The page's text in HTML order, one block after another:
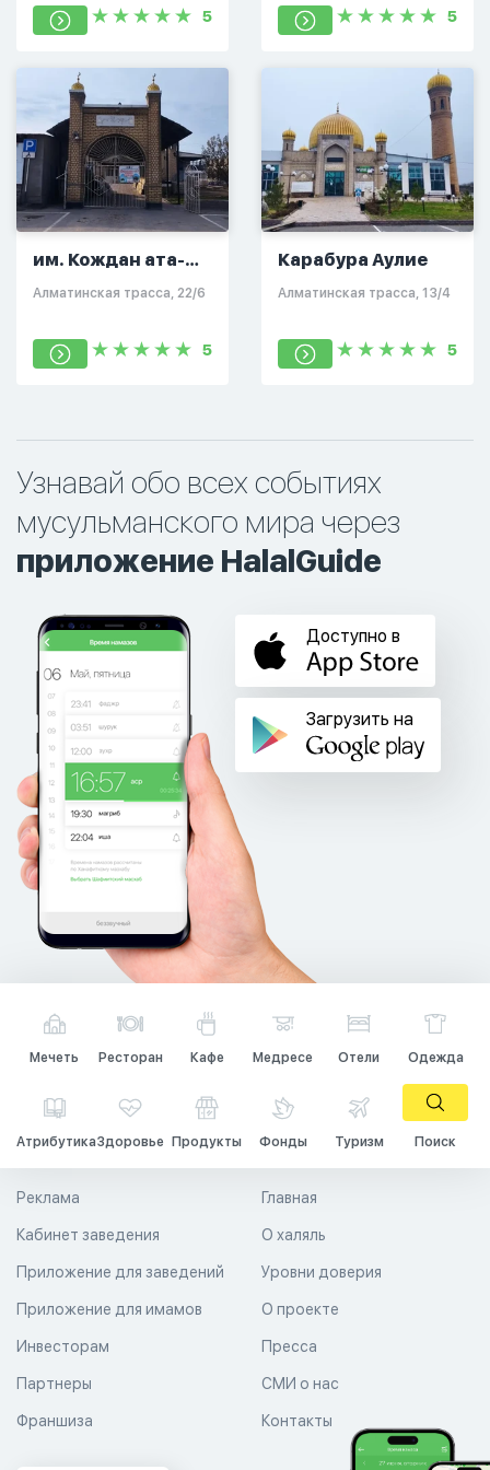
5 5
им. Кождан ата-
Жиеней
​Алматинская трасса, 22/6
5
Карабура Аулие
​Алматинская трасса, 13/4
5
Узнавай обо всех событиях
мусульманского мира через
приложение HalalGuide
Доступно в
Загрузить на
Мечеть Ресторан Кафе Медресе Отели Одежда
АтрибутикаЗдоровье Продукты Фонды Туризм Поиск
Главная
О халяль
Уровни доверия
Реклама
Кабинет заведения
Приложение для заведений
Приложение для имамов О проекте
Пресса
СМИ о нас
Контакты
Инвесторам
Партнеры
Франшиза